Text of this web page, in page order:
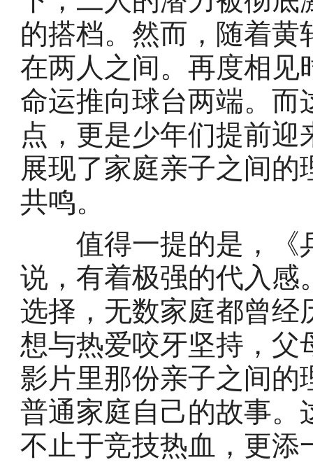
的搭档。然而，随着
在两人之间。再度相见
命运推向球台两端。而
点，更是少年们提前迎
展现了家庭亲子之间
共鸣。
值得一提的是，《
说，有着极强的代入感
选择，无数家庭都曾
想与热爱咬牙坚持，父
影片里那份亲子之间的
普通家庭自己的故事。
不止于竞技热血，更添